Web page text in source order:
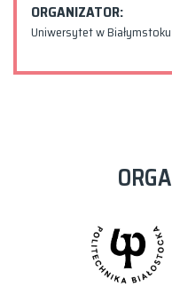
ORGANIZATOR:
Uniwersytet w Białymstoku